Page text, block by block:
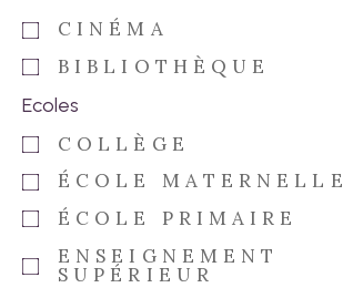
CINÉMA
BIBLIOTHÈQUE
Ecoles
COLLÈGE
ÉCOLE MATERNELLE
ÉCOLE PRIMAIRE
ENSEIGNEMENT
SUPÉRIEUR